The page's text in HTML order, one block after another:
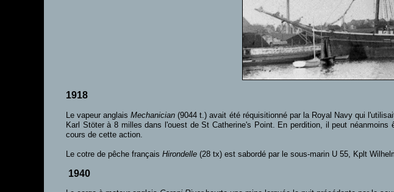
1918
Le vapeur anglaisMechanician(9044 t.) avait été réquisitionné par la Royal Navy qui
Karl Stöter à 8 milles dans l'ouest de St Catherine's Point. En perdition, il peut
cours de cette action.
Le cotre de pêche français Hirondelle (28 tx) est sabordé par le sous-marin U 55, Kplt
1940